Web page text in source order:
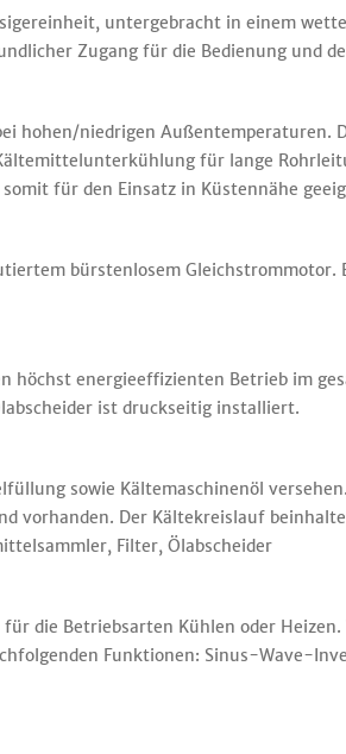
untergebracht in einem
Zugang für die Bedienung und
hohen/niedrigen Außentemperaturen.
für lange
für den Einsatz in Küstennähe
bürstenlosem
energieeffizienten Betrieb im
ist druckseitig installiert.
sowie Kältemaschinenöl
vorhanden. Der Kältekreislauf
Filter, Ölabscheider
die Betriebsarten Kühlen oder
Funktionen: Sinus-Wave-